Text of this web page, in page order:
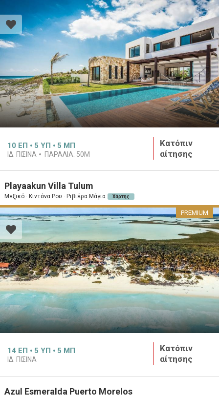
10 ΕΠ 5 ΥΠ 5 ΜΠ
ΙΔ. ΠΙΣΊΝΑ ΠΑΡΑΛΊΑ: 50M
Κατόπιν
αίτησης
Playaakun Villa Tulum
Μεξικό · Κιντάνα Ρου · Ριβιέρα Μάγια Χάρτης
PREMIUM
14 ΕΠ 5 ΥΠ 5 ΜΠ
ΙΔ. ΠΙΣΊΝΑ
Κατόπιν
αίτησης
Azul Esmeralda Puerto Morelos